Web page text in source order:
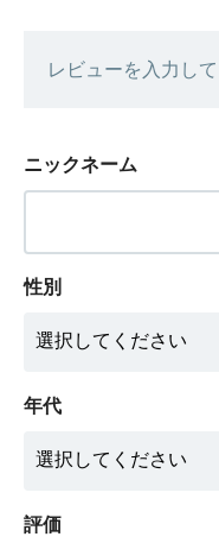
レビューを入力して
ニックネーム
性別
年代
評価